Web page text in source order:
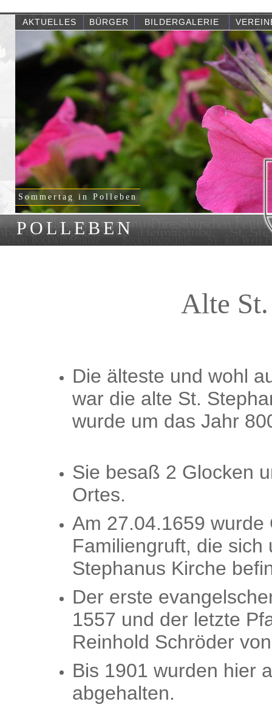
POLLEBEN
Sommertag in Polleben
AKTUELLES BÜRGER BILDERGALERIE
Alte
Die älteste und wohl
war die alte St.
wurde um das Jahr
Sie besaß 2 Glocken
Ortes.
Am 27.04.1659
Familiengruft, die sich
Stephanus Kirche
Der erste
1557 und der letzte
Reinhold Schröder
Bis 1901 wurden hier
abgehalten.